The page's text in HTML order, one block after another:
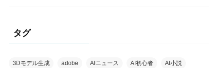
タグ
3Dモデル生成 adobe AIニュース AI初心者 AI小説